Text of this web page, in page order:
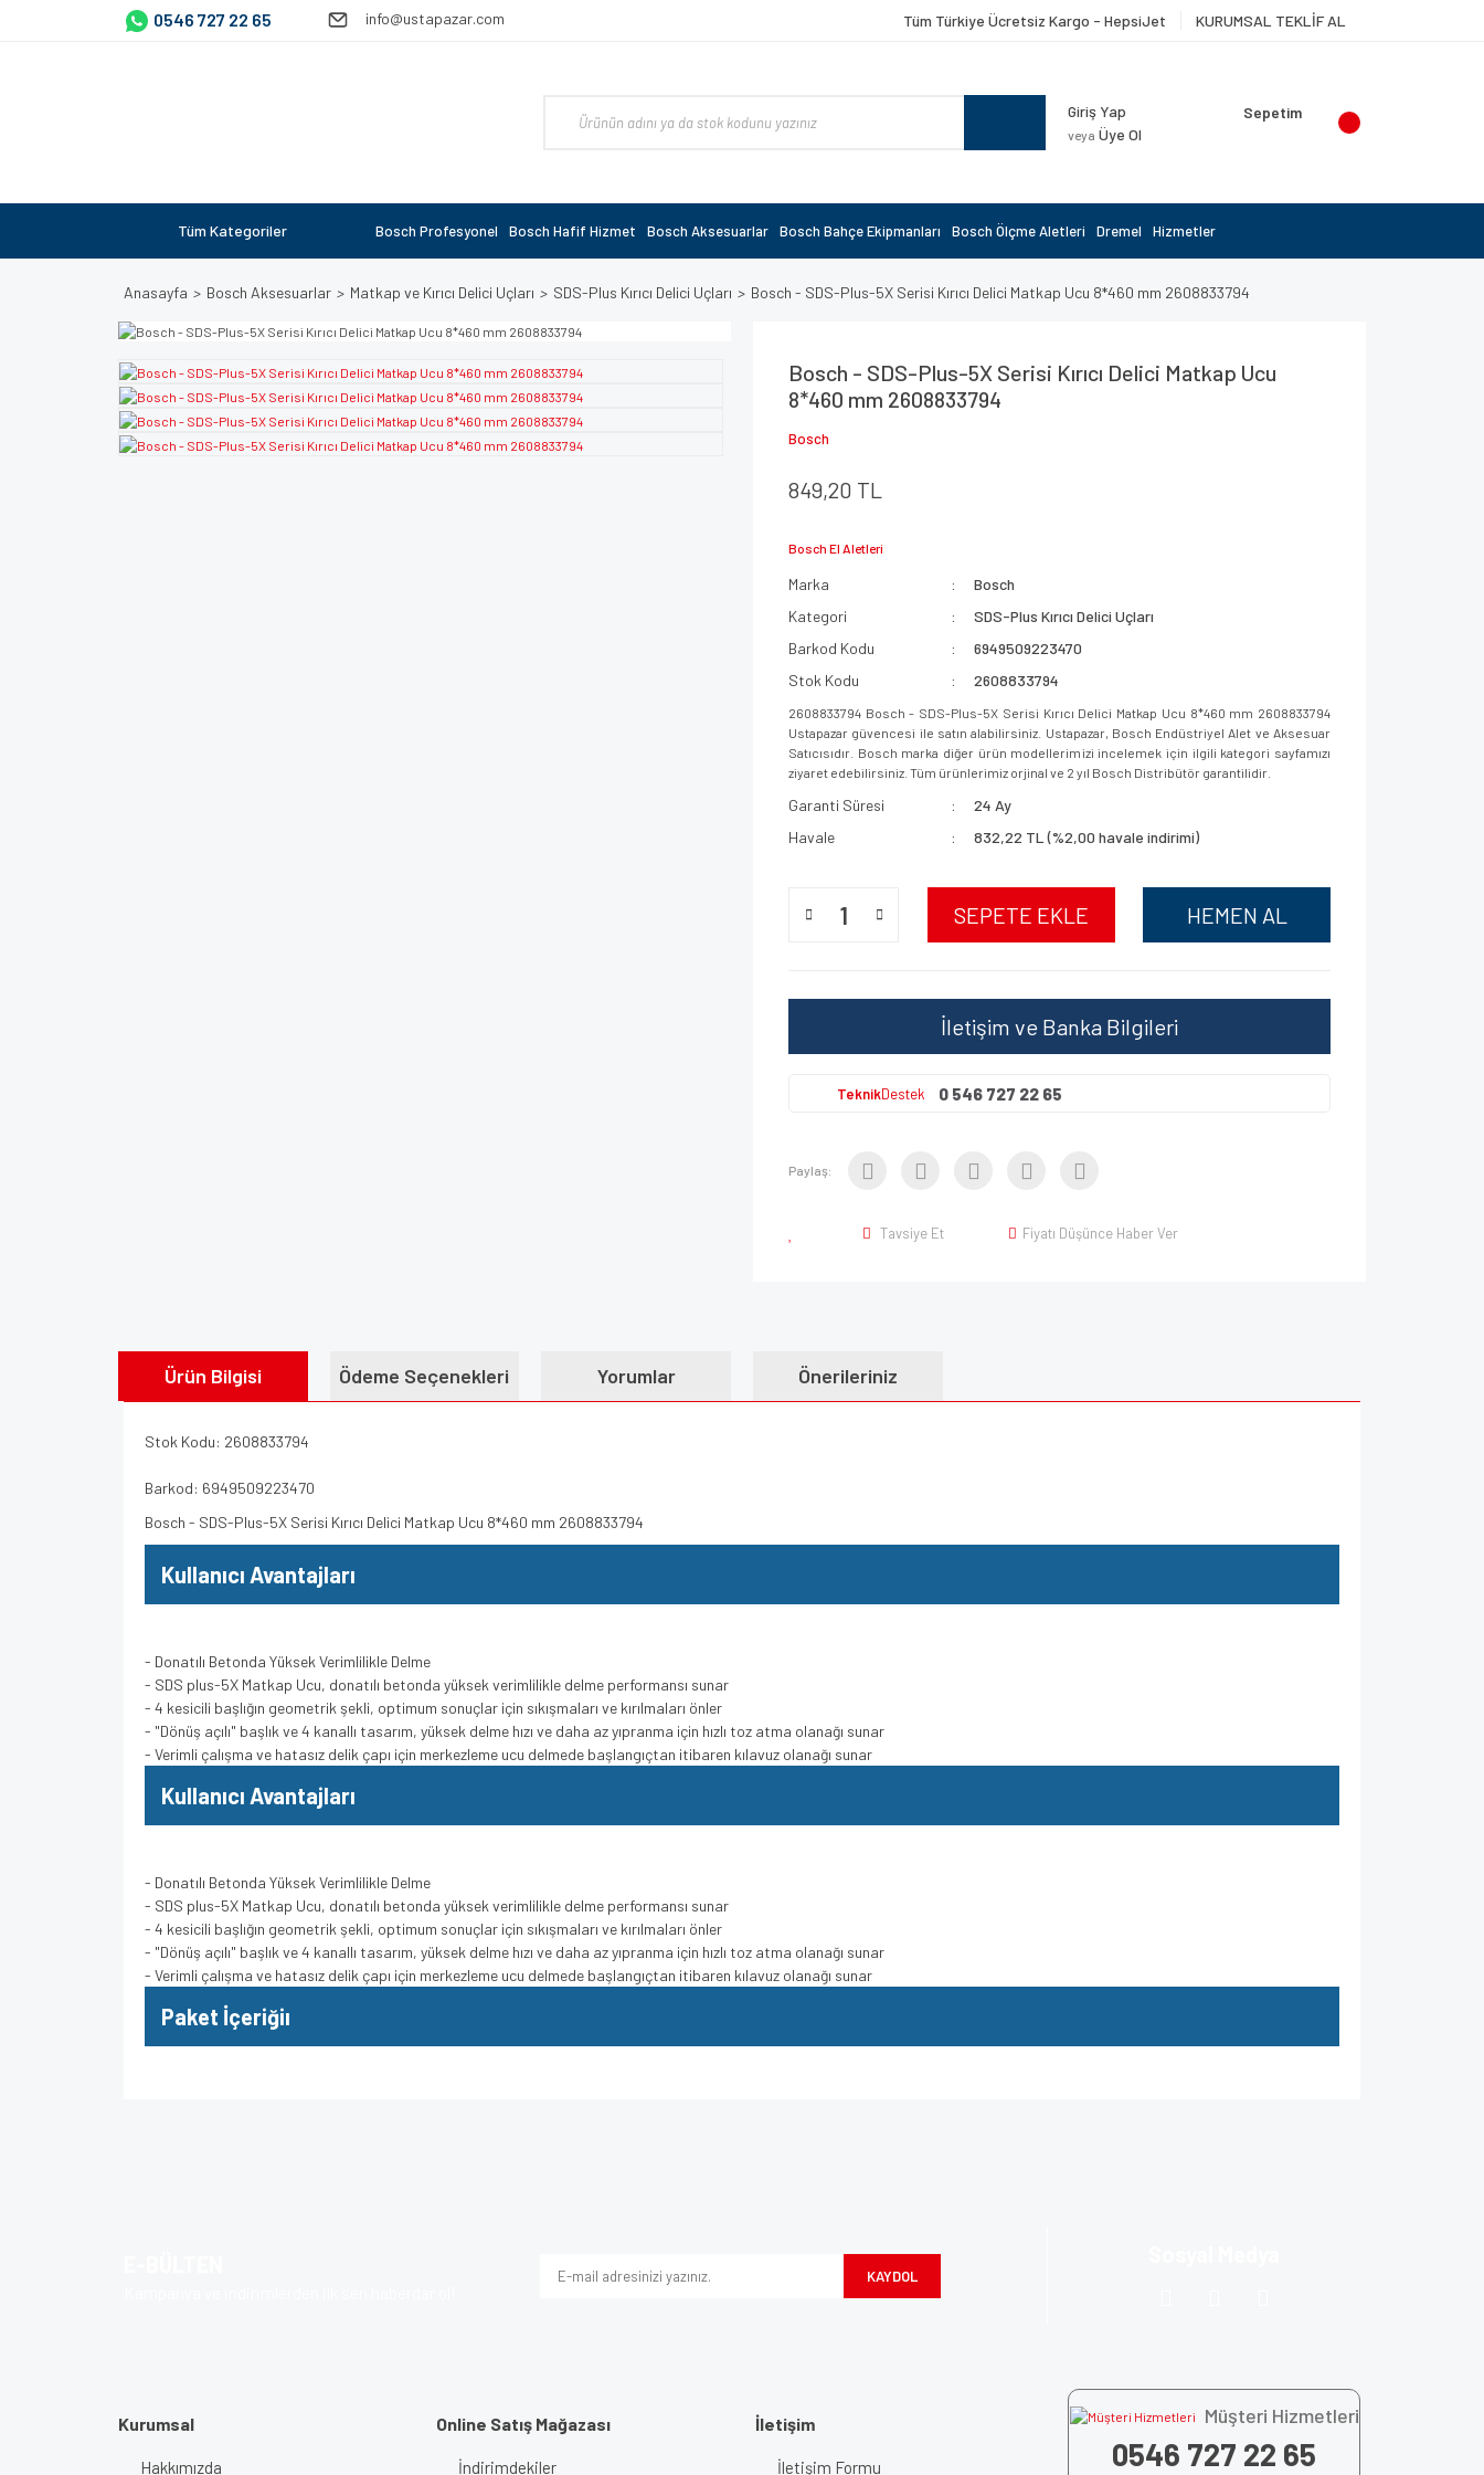
0546 727 22 65 info@ustapazar.com Tüm Türkiye Ücretsiz Kargo - HepsiJet KURUMSAL TEKLİF AL
Giriş Yap
veya Üye Ol
Sepetim
Tüm Kategoriler Bosch Profesyonel Bosch Hafif Hizmet Bosch Aksesuarlar Bosch Bahçe Ekipmanları Bosch Ölçme Aletleri Dremel Hizmetler
Anasayfa Bosch Aksesuarlar Matkap ve Kırıcı Delici Uçları SDS-Plus Kırıcı Delici Uçları Bosch - SDS-Plus-5X Serisi Kırıcı Delici Matkap Ucu 8*460 mm 2608833794
Bosch - SDS-Plus-5X Serisi Kırıcı Delici Matkap Ucu
8*460 mm 2608833794
Bosch
849,20 TL
Bosch El Aletleri
Marka
Bosch
Kategori
SDS-Plus Kırıcı Delici Uçları
Barkod Kodu
6949509223470
Stok Kodu
2608833794
2608833794 Bosch - SDS-Plus-5X Serisi Kırıcı Delici Matkap Ucu 8*460 mm 2608833794
Ustapazar güvencesi ile satın alabilirsiniz. Ustapazar, Bosch Endüstriyel Alet ve Aksesuar
Satıcısıdır. Bosch marka diğer ürün modellerimizi incelemek için ilgili kategori sayfamızı
ziyaret edebilirsiniz. Tüm ürünlerimiz orjinal ve 2 yıl Bosch Distribütör garantilidir.
Garanti Süresi
24 Ay
Havale
832,22 TL (%2,00 havale indirimi)
SEPETE EKLE HEMEN AL
İletişim ve Banka Bilgileri
TeknikDestek 0 546 727 22 65
Paylaş:
Tavsiye Et Fiyatı Düşünce Haber Ver
Ürün Bilgisi Ödeme Seçenekleri Yorumlar Önerileriniz
Stok Kodu: 2608833794
Barkod: 6949509223470
Bosch - SDS-Plus-5X Serisi Kırıcı Delici Matkap Ucu 8*460 mm 2608833794
Kullanıcı Avantajları
- Donatılı Betonda Yüksek Verimlilikle Delme
- SDS plus-5X Matkap Ucu, donatılı betonda yüksek verimlilikle delme performansı sunar
- 4 kesicili başlığın geometrik şekli, optimum sonuçlar için sıkışmaları ve kırılmaları önler
- "Dönüş açılı" başlık ve 4 kanallı tasarım, yüksek delme hızı ve daha az yıpranma için hızlı toz atma olanağı sunar
- Verimli çalışma ve hatasız delik çapı için merkezleme ucu delmede başlangıçtan itibaren kılavuz olanağı sunar
Kullanıcı Avantajları
- Donatılı Betonda Yüksek Verimlilikle Delme
- SDS plus-5X Matkap Ucu, donatılı betonda yüksek verimlilikle delme performansı sunar
- 4 kesicili başlığın geometrik şekli, optimum sonuçlar için sıkışmaları ve kırılmaları önler
- "Dönüş açılı" başlık ve 4 kanallı tasarım, yüksek delme hızı ve daha az yıpranma için hızlı toz atma olanağı sunar
- Verimli çalışma ve hatasız delik çapı için merkezleme ucu delmede başlangıçtan itibaren kılavuz olanağı sunar
Paket İçeriğiı
KAYDOL
Kurumsal
Hakkımızda
Online Satış Mağazası
İndirimdekiler
İletişim
İletişim Formu
Müşteri Hizmetleri
0546 727 22 65